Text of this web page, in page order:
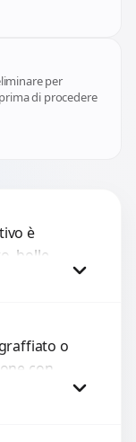
per
di procedere
è
bolle,
morti?
o
con
per 3